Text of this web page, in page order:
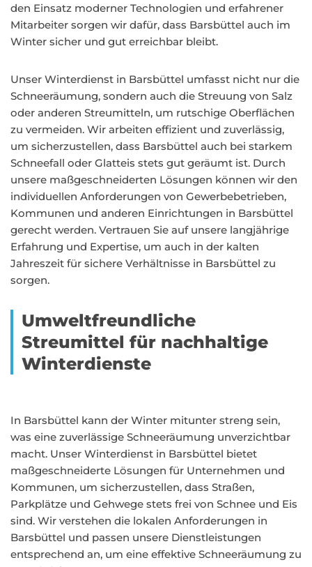
den Einsatz moderner Technologien und erfahrener
Mitarbeiter sorgen wir dafür, dass Barsbüttel auch im
Winter sicher und gut erreichbar bleibt.
Unser Winterdienst in Barsbüttel umfasst nicht nur die
Schneeräumung, sondern auch die Streuung von Salz
oder anderen Streumitteln, um rutschige Oberflächen
zu vermeiden. Wir arbeiten effizient und zuverlässig,
um sicherzustellen, dass Barsbüttel auch bei starkem
Schneefall oder Glatteis stets gut geräumt ist. Durch
unsere maßgeschneiderten Lösungen können wir den
individuellen Anforderungen von Gewerbebetrieben,
Kommunen und anderen Einrichtungen in Barsbüttel
gerecht werden. Vertrauen Sie auf unsere langjährige
Erfahrung und Expertise, um auch in der kalten
Jahreszeit für sichere Verhältnisse in Barsbüttel zu
sorgen.
Umweltfreundliche
Streumittel für nachhaltige
Winterdienste
In Barsbüttel kann der Winter mitunter streng sein,
was eine zuverlässige Schneeräumung unverzichtbar
macht. Unser Winterdienst in Barsbüttel bietet
maßgeschneiderte Lösungen für Unternehmen und
Kommunen, um sicherzustellen, dass Straßen,
Parkplätze und Gehwege stets frei von Schnee und Eis
sind. Wir verstehen die lokalen Anforderungen in
Barsbüttel und passen unsere Dienstleistungen
entsprechend an, um eine effektive Schneeräumung zu